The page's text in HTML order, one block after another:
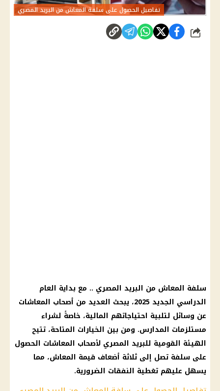
تفاصيل الحصول على سلفة المعاش من البريد المصري
شارك
سلفة المعاش من البريد المصري .. مع بداية العام
الدراسي الجديد 2025
، يبحث العديد من أصحاب المعاشات
عن وسائل لتلبية احتياجاتهم المالية، خاصةً لشراء
مستلزمات المدارس. ومن بين الخيارات المتاحة، تتيح
الهيئة القومية للبريد المصري لأصحاب المعاشات الحصول
على سلفة تصل إلى ثلاثة أضعاف قيمة المعاش، مما
يسهل عليهم تغطية النفقات الضرورية.